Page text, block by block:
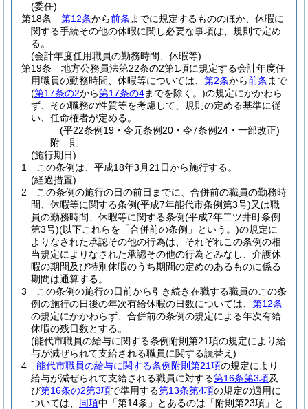
(委任)
第18条
第12条から前条 までに規定するもののほか、休暇に
関する手続その他の休暇に関し必要な事項は、規則で定め
る。
(会計年度任用職員の勤務時間、休暇等)
第19条
地方公務員法第22条の2第1項に規定する会計年度任
用職員の勤務時間、休暇等については、 第2条から前条 まで
(第17条の2から第17条の4までを除く。)の規定にかかわら
ず、その職務の性質等を考慮して、規則の定める基準に従
い、任命権者が定める。
(平22条例19・令元条例20・令7条例24・一部改正)
附 則
(施行期日)
1
この条例は、平成18年3月21日から施行する。
(経過措置)
2
この条例の施行の日の前日までに、合併前の職員の勤務時
間、休暇等に関する条例(平成7年能代市条例第3号)又は職
員の勤務時間、休暇等に関する条例(平成7年二ツ井町条例
第3号)(以下これらを「合併前の条例」という。)の規定に
よりなされた承認その他の行為は、それぞれこの条例の相
当規定によりなされた承認その他の行為とみなし、介護休
暇の期間及び特別休暇のうち期間の定めのあるものに係る
期間は通算する。
3
この条例の施行の日前から引き続き在職する職員のこの条
例の施行の日後の年次有給休暇の日数については、 第12条
の規定にかかわらず、合併前の条例の規定による年次有給
休暇の残日数とする。
(能代市職員の給与に関する条例附則第21項の規定により給
与が減ぜられて支給される職員に関する読替え)
4
能代市職員の給与に関する条例附則第21項の規定により
給与が減ぜられて支給される職員に対する第16条第3項及
び第16条の2第3項で準用する第13条第4項の規定の適用に
ついては、 同項中「第14条」とあるのは「附則第23項」と